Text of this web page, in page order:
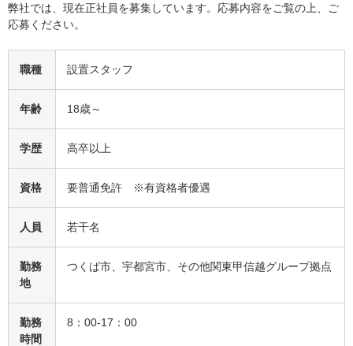
弊社では、現在正社員を募集しています。応募内容をご覧の上、ご
応募ください。
職種 設置スタッフ
年齢 18歳～
学歴 高卒以上
資格 要普通免許 ※有資格者優遇
人員 若干名
勤務
地
つくば市、宇都宮市、その他関東甲信越グループ拠点
勤務
時間
8：00-17：00